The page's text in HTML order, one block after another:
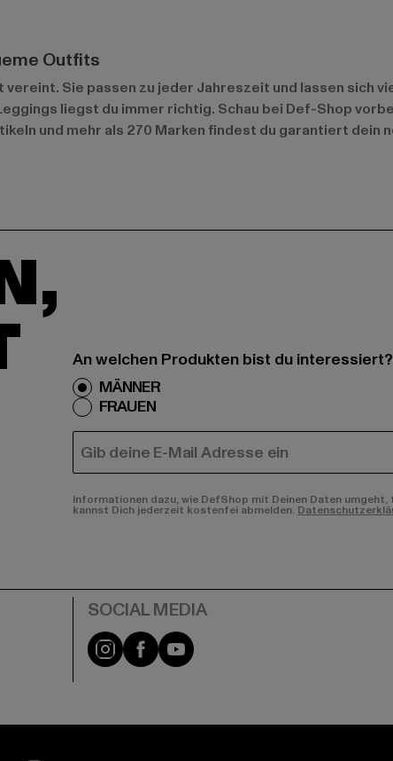
Outfits
Sie passen zu jeder Jahreszeit und lassen sich
liegst du immer richtig. Schau bei Def-Shop
und mehr als 270 Marken findest du garantiert dein
An welchen Produkten bist du interessiert?
MÄNNER
FRAUEN
E-MAIL
Informationen dazu, wie DefShop mit Deinen Daten
kannst Dich jederzeit kostenfei abmelden.
Instagram
FacebookYouTube